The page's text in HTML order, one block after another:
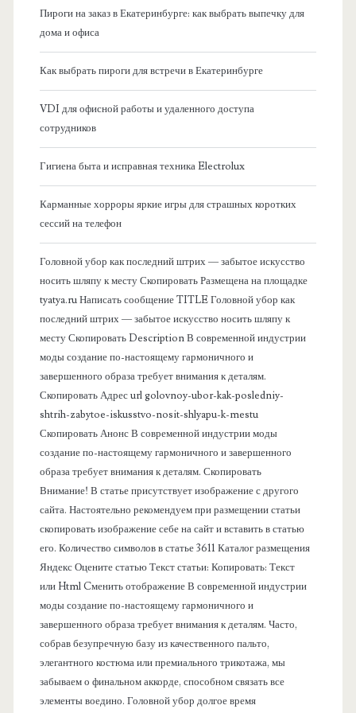
Пироги на заказ в Екатеринбурге: как выбрать выпечку для
дома и офиса
Как выбрать пироги для встречи в Екатеринбурге
VDI для офисной работы и удаленного доступа
сотрудников
Гигиена быта и исправная техника Electrolux
Карманные хорроры яркие игры для страшных коротких
сессий на телефон
Головной убор как последний штрих — забытое искусство
носить шляпу к месту Скопировать Размещена на площадке
tyatya.ru Написать сообщение TITLE Головной убор как
последний штрих — забытое искусство носить шляпу к
месту Скопировать Description В современной индустрии
моды создание по-настоящему гармоничного и
завершенного образа требует внимания к деталям.
Скопировать Адрес url golovnoy-ubor-kak-posledniy-
shtrih-zabytoe-iskusstvo-nosit-shlyapu-k-mestu
Скопировать Анонс В современной индустрии моды
создание по-настоящему гармоничного и завершенного
образа требует внимания к деталям. Скопировать
Внимание! В статье присутствует изображение с другого
сайта. Настоятельно рекомендуем при размещении статьи
скопировать изображение себе на сайт и вставить в статью
его. Количество символов в статье 3611 Каталог размещения
Яндекс Оцените статью Текст статьи: Копировать: Текст
или Html Cменить отображение В современной индустрии
моды создание по-настоящему гармоничного и
завершенного образа требует внимания к деталям. Часто,
собрав безупречную базу из качественного пальто,
элегантного костюма или премиального трикотажа, мы
забываем о финальном аккорде, способном связать все
элементы воедино. Головной убор долгое время